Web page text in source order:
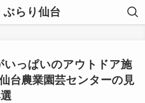
ぶらり仙台
いっぱいのアウトドア施
台農業園芸センターの見